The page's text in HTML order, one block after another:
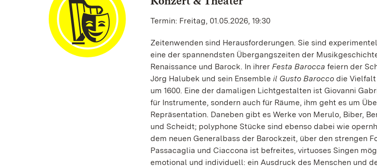
Termin: Freitag, 01.05.2026, 19:30
Zeitenwenden sind Herausforderungen. Sie sind
eine der spannendsten Übergangszeiten der
Renaissance und Barock. In ihrer Festa Barocca feiern der
Jörg Halubek und sein Ensemble il Gusto Baroccodie Vielfalt
um 1600. Eine der damaligen Lichtgestalten ist Giovanni
für Instrumente, sondern auch für Räume, ihm geht es um
Repräsentation. Daneben gibt es Werke von Merulo, Biber,
und Scheidt; polyphone Stücke sind ebenso dabei wie
dem neuen Generalbass der Barockzeit, über den strengen
Passacaglia und Ciaccona ist befreites, virtuoses Singen
emotional und individuell: ein Ausdruck des Menschen und